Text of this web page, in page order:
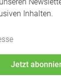
Inhalten.
Jetzt